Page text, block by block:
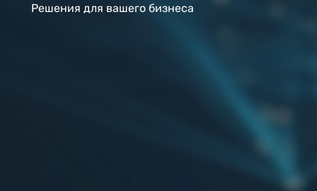
Решения для вашего бизнеса